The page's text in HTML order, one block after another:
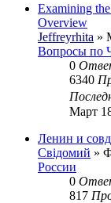
Examining
Overview
Jeffreyrhita »
Вопросы по
0
6340
Март
Ленин и
Свідомий »
России
0
817